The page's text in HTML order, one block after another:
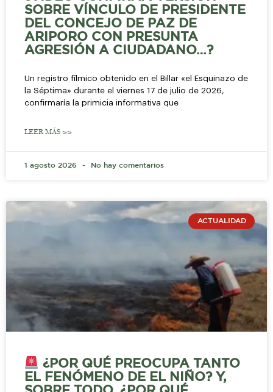
SOBRE VÍNCULO DE PRESIDENTE
DEL CONCEJO DE PAZ DE
ARIPORO CON PRESUNTA
AGRESIÓN A CIUDADANO…?
Un registro fílmico obtenido en el Billar «el Esquinazo de
la Séptima» durante el viernes 17 de julio de 2026,
confirmaría la primicia informativa que
LEER MÁS >>
1 agosto 2026 No hay comentarios
ACTUALIDAD
¿POR QUÉ PREOCUPA TANTO
EL FENÓMENO DE EL NIÑO? Y,